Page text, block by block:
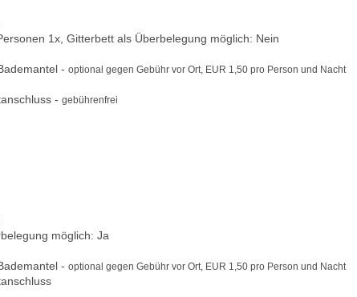
1x, Gitterbett als Überbelegung möglich: Nein
- optional gegen Gebühr vor Ort, EUR 1,50 pro Person und Nacht
- gebührenfrei
möglich: Ja
- optional gegen Gebühr vor Ort, EUR 1,50 pro Person und Nacht